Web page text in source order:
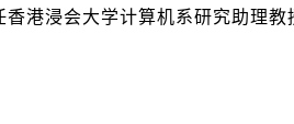
香港浸会大学计算机系研究助理